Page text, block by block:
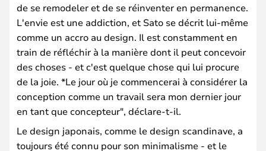
de se remodeler et de se réinventer en permanence.
L'envie est une addiction, et Sato se décrit lui-même
comme un accro au design. Il est constamment en
train de réfléchir à la manière dont il peut concevoir
des choses - et c'est quelque chose qui lui procure
de la joie. *Le jour où je commencerai à considérer la
conception comme un travail sera mon dernier jour
en tant que concepteur", déclare-t-il.
Le design japonais, comme le design scandinave, a
toujours été connu pour son minimalisme - et le